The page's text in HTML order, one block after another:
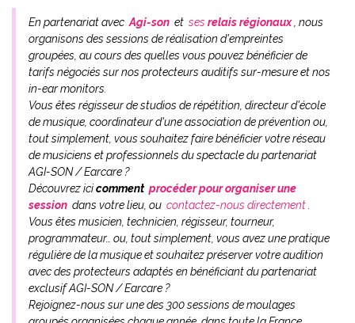
En partenariat avec Agi-son et ses relais régionaux , nous
organisons des sessions de réalisation d'empreintes
groupées, au cours des quelles vous pouvez bénéficier de
tarifs négociés sur nos protecteurs auditifs sur-mesure et nos
in-ear monitors.
Vous êtes régisseur de studios de répétition, directeur d'école
de musique, coordinateur d'une association de prévention ou,
tout simplement, vous souhaitez faire bénéficier votre réseau
de musiciens et professionnels du spectacle du partenariat
AGI-SON / Earcare ?
Découvrez icicomment procéder pour organiser une
session dans votre lieu, ou contactez-nous directement
Vous êtes musicien, technicien, régisseur, tourneur,
programmateur… ou, tout simplement, vous avez une pratique
régulière de la musique et souhaitez préserver votre audition
avec des protecteurs adaptés en bénéficiant du partenariat
exclusif AGI-SON / Earcare ?
Rejoignez-nous sur une des 300 sessions de moulages